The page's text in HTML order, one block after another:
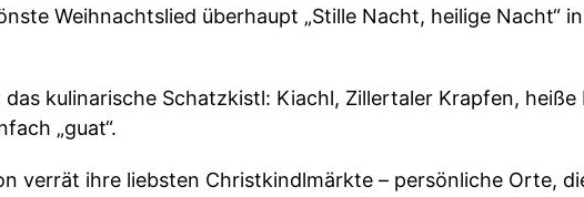
Weihnachtslied überhaupt „Stille Nacht, heilige Nacht“
kulinarische Schatzkistl: Kiachl, Zillertaler Krapfen, heiße
„guat“.
verrät ihre liebsten Christkindlmärkte – persönliche Orte,